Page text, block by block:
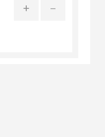
+ -